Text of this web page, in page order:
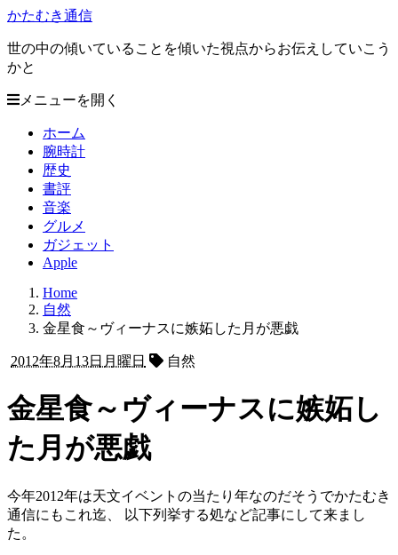
かたむき通信
世の中の傾いていることを傾いた視点からお伝えしていこう
かと
メニューを開く
ホーム
腕時計
歴史
書評
音楽
グルメ
ガジェット
Apple
Home
自然
金星食～ヴィーナスに嫉妬した月が悪戯
2012年8月13日月曜日 自然
金星食～ヴィーナスに嫉妬し
た月が悪戯
今年2012年は天文イベントの当たり年なのだそうでかたむき
通信にもこれ迄、 以下列挙する処など記事にして来まし
た。